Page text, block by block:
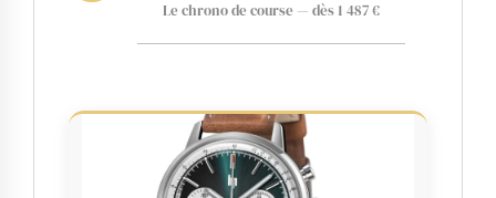
Le chrono de course — dès 1 487 €